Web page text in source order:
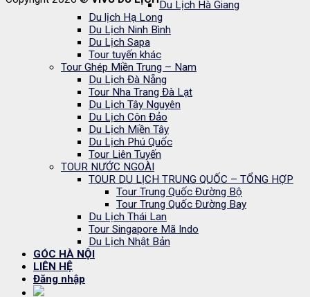
Du Lịch Hà Giang
Du lịch Hạ Long
Du Lịch Ninh Bình
Du Lịch Sapa
Tour tuyến khác
Tour Ghép Miền Trung – Nam
Du Lịch Đà Nẵng
Tour Nha Trang Đà Lạt
Du Lịch Tây Nguyên
Du Lịch Côn Đảo
Du Lịch Miền Tây
Du Lịch Phú Quốc
Tour Liên Tuyến
TOUR NƯỚC NGOÀI
TOUR DU LỊCH TRUNG QUỐC – TỔNG HỢP
Tour Trung Quốc Đường Bộ
Tour Trung Quốc Đường Bay
Du Lịch Thái Lan
Tour Singapore Mã Indo
Du Lịch Nhật Bản
GÓC HÀ NỘI
LIÊN HỆ
Đăng nhập